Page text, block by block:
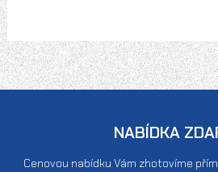
NABÍDKA
Cenovou nabídku Vám zhotovíme